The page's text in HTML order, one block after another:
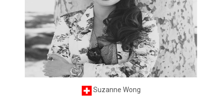
Suzanne Wong